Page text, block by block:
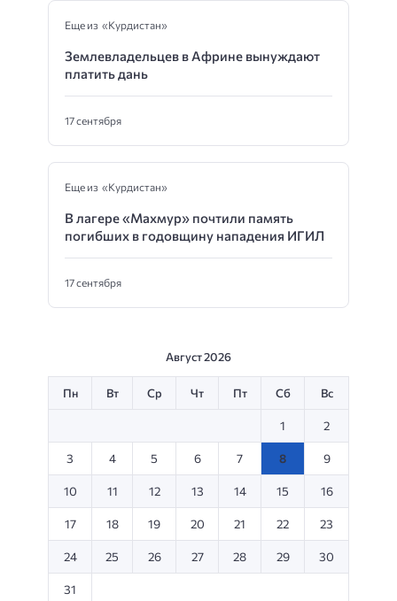
Еще из «Курдистан»
Землевладельцев в Африне вынуждают
платить дань
17 сентября
Еще из «Курдистан»
В лагере «Махмур» почтили память
погибших в годовщину нападения ИГИЛ
17 сентября
Август 2026
Пн Вт Ср Чт Пт Сб Вс
1 2
3 4 5 6 7 8 9
10 11 12 13 14 15 16
17 18 19 20 21 22 23
24 25 26 27 28 29 30
31